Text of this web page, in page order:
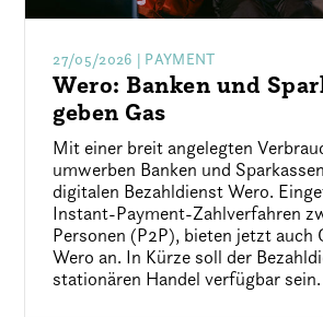
27/05/2026 | PAYMENT
Wero: Banken und
geben Gas
Mit einer breit angelegten
umwerben Banken und
digitalen Bezahldienst Wero.
Instant-Payment-Zahlverfahren
Personen (P2P), bieten jetzt auch
Wero an. In Kürze soll der
stationären Handel verfügbar sein.